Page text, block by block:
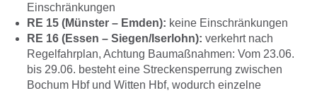
Einschränkungen
RE 15 (Münster – Emden): keine Einschränkungen
RE 16 (Essen – Siegen/Iserlohn): verkehrt nach
Regelfahrplan, Achtung Baumaßnahmen: Vom 23.06.
bis 29.06. besteht eine Streckensperrung zwischen
Bochum Hbf und Witten Hbf, wodurch einzelne